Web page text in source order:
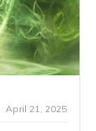
April 21, 2025